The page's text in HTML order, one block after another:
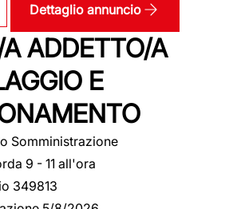
Dettaglio annuncio
ADDETTO/A
E
Somministrazione
9 - 11 all'ora
349813